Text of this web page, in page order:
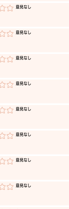
​意見なし
​意見なし
​意見なし
​意見なし
​意見なし
​意見なし
​意見なし
​意見なし